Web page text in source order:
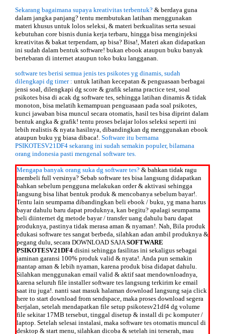
Sekarang bagaimana supaya kreativitas terbentuk? & berdaya guna
dalam jangka panjang? tentu membutukan latihan menggunakan
materi khusus untuk lolos seleksi, & materi berkualitas serta sesuai
kebutuhan core bisnis dunia kerja terbaru, hingga bisa menginjeksi
kreativitas & bakat terpendam, ap bisa? Bisa!, Materi akan didapatkan
ini sudah dalam bentuk software! bukan ebook ataupun buku banyak
bertebaran di internet ataupun toko buku langganan.
software tes berisi semua jenis tes psikotes yg dinamis, sudah
dilengkapi dg timer : untuk latihan kecepatan & penguasaan berbagai
jensi soal, dilengkapi dg score & grafik selama practice test, soal
psikotes bisa di acak dg software tes, sehingga latihan dinamis & tidak
monoton, bisa melatih kemampuan penguasaan pada soal psikotes,
kunci jawaban bisa muncul secara otomatis, hasil tes bisa diprint dalam
bentuk angka & grafik! tentu proses belajar lolos seleksi seperti ini
lebih realistis & nyata hasilnya, dibandingkan dg menggunakan ebook
ataupun buku yg biasa dibaca!. Software itu bernama
PSIKOTESV21DF4 sekarang ini sudah semakin populer, bilamana
orang indonesia pasti mengenal software tes.
Mengapa banyak orang suka dg software tes? & bahkan tidak ragu
membeli full versinya? Sebab software tes bisa langsung didapatkan
bahkan sebelum pengguna melakukan order & aktivasi sehingga
langsung bisa lihat bentuk produk & mencobanya sebelum bayar!.
Tentu lain seumpama dibandingkan beli ebook / buku, yg mana harus
bayar dahulu baru dapat produknya, kan begitu? apalagi seumpama
beli diinternet dg metode bayar / transfer uang dahulu baru dapat
produknya, pastinya tidak merasa aman & nyaman!. Nah, Bila produk
edukasi software tes sangat berbeda, silahkan adan ambil produknya &
pegang dulu, secara DOWNLOAD SAJASOFTWARE
PSIKOTESV21DF4 disini sehingga fasilitas ini sekaligus sebagai
jaminan garansi 100% produk valid & nyata!. Anda pun semakin
mantap aman & lebih nyaman, karena produk bisa didapat dahulu.
Silahkan menggunakan email valid & aktif saat mendownloadnya,
karena seluruh file installer software tes langsung terkirim ke email
saat itu juga!. nanti saat masuk halaman download langsung saja click
here to start download from sendspace, maka proses download segera
berjalan, setelah mendapatkan file setup psikotesv21df4 dg volume
file sekitar 17MB tersebut, tinggal disetup & install di pc komputer /
laptop. Setelah selesai instalasi, maka software tes otomatis muncul di
desktop & start menu, silahkan dicoba & setelah ini terserah, mau